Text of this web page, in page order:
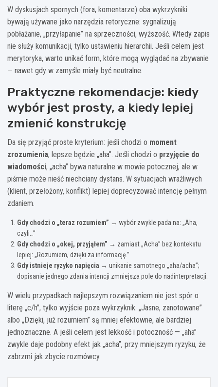
W dyskusjach spornych (fora, komentarze) oba wykrzykniki
bywają używane jako narzędzia retoryczne: sygnalizują
pobłażanie, „przyłapanie” na sprzeczności, wyższość. Wtedy zapis
nie służy komunikacji, tylko ustawieniu hierarchii. Jeśli celem jest
merytoryka, warto unikać form, które mogą wyglądać na zbywanie
— nawet gdy w zamyśle miały być neutralne.
Praktyczne rekomendacje: kiedy
wybór jest prosty, a kiedy lepiej
zmienić konstrukcję
Da się przyjąć proste kryterium: jeśli chodzi o moment
zrozumienia, lepsze będzie „aha”. Jeśli chodzi o przyjęcie do
wiadomości, „acha” bywa naturalne w mowie potocznej, ale w
piśmie może nieść niechciany dystans. W sytuacjach wrażliwych
(klient, przełożony, konflikt) lepiej doprecyzować intencję pełnym
zdaniem.
Gdy chodzi o „teraz rozumiem” → wybór zwykle pada na: „Aha,
czyli…”
Gdy chodzi o „okej, przyjąłem” → zamiast „Acha” bez kontekstu
lepiej: „Rozumiem, dzięki za informację.”
Gdy istnieje ryzyko napięcia → unikanie samotnego „aha/acha”;
dopisanie jednego zdania intencji zmniejsza pole do nadinterpretacji.
W wielu przypadkach najlepszym rozwiązaniem nie jest spór o
literę „c/h”, tylko wyjście poza wykrzyknik. „Jasne, zanotowane”
albo „Dzięki, już rozumiem” są mniej efektowne, ale bardziej
jednoznaczne. A jeśli celem jest lekkość i potoczność — „aha”
zwykle daje podobny efekt jak „acha”, przy mniejszym ryzyku, że
zabrzmi jak zbycie rozmówcy.